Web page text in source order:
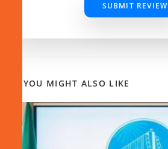
SUBMIT REVIEW
YOU MIGHT ALSO LIKE